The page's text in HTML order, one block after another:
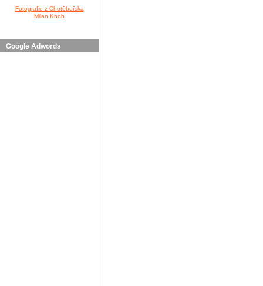
Fotografie z Chotěbořska
Milan Knob
Google Adwords